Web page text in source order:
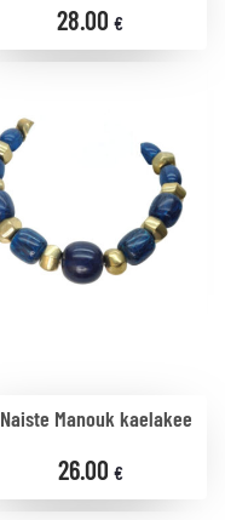
28.00 €
Naiste Manouk kaelakee
26.00 €